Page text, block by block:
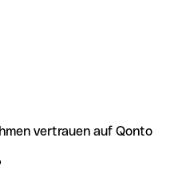
vertrauen auf Qonto